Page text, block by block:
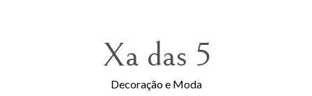
Xa das 5
Decoração e Moda